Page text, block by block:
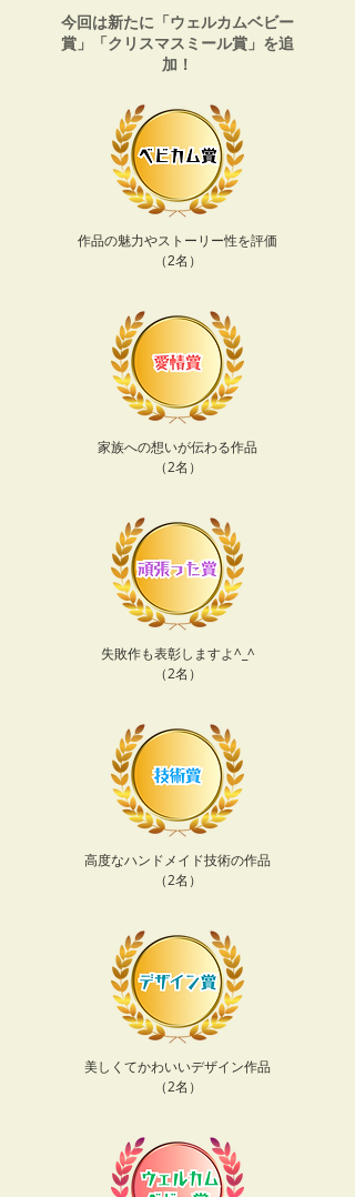
今回は新たに「ウェルカムベビー
賞」「クリスマスミール賞」を追
加！
作品の魅力やストーリー性を評価
​（2名）
家族への想いが伝わる作品
​（2名）
失敗作も表彰しますよ^_^
​（2名）
​高度なハンドメイド技術の作品
​（2名）
美しくてかわいいデザイン作品
​（2名）